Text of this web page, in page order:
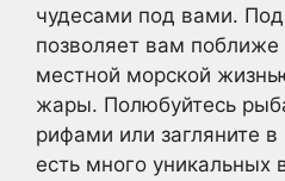
чудесами под вами.
позволяет вам поближе
местной морской
жары. Полюбуйтесь
рифами или загляните
есть много уникальных